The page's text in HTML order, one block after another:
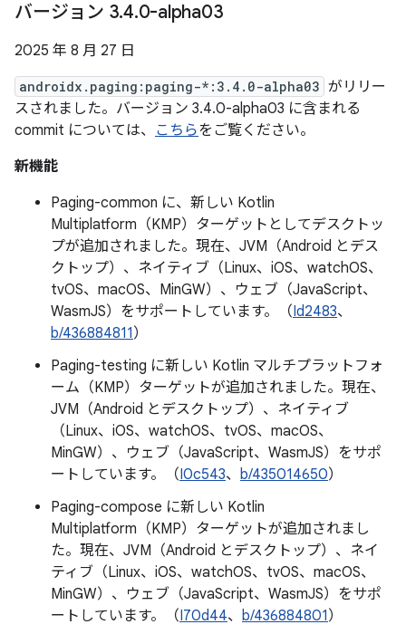
バージョン 3.4.0-alpha03
2025 年 8 月 27 日
androidx.paging:paging-*:3.4.0-alpha03 がリリー
スされました。バージョン 3.4.0-alpha03 に含まれる
commit については、 こちらをご覧ください。
新機能
Paging-common に、新しい Kotlin
Multiplatform（KMP）ターゲットとしてデスクトッ
プが追加されました。現在、JVM（Android とデス
クトップ）、ネイティブ（Linux、iOS、watchOS、
tvOS、macOS、MinGW）、ウェブ（JavaScript、
WasmJS）をサポートしています。（Id2483、
b/436884811）
Paging-testing に新しい Kotlin マルチプラットフォ
ーム（KMP）ターゲットが追加されました。現在、
JVM（Android とデスクトップ）、ネイティブ
（Linux、iOS、watchOS、tvOS、macOS、
MinGW）、ウェブ（JavaScript、WasmJS）をサポ
ートしています。（I0c543、 b/435014650）
Paging-compose に新しい Kotlin
Multiplatform（KMP）ターゲットが追加されまし
た。現在、JVM（Android とデスクトップ）、ネイ
ティブ（Linux、iOS、watchOS、tvOS、macOS、
MinGW）、ウェブ（JavaScript、WasmJS）をサポ
ートしています。（I70d44、 b/436884801）